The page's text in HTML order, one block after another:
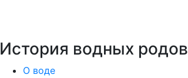
История водных родов
О воде